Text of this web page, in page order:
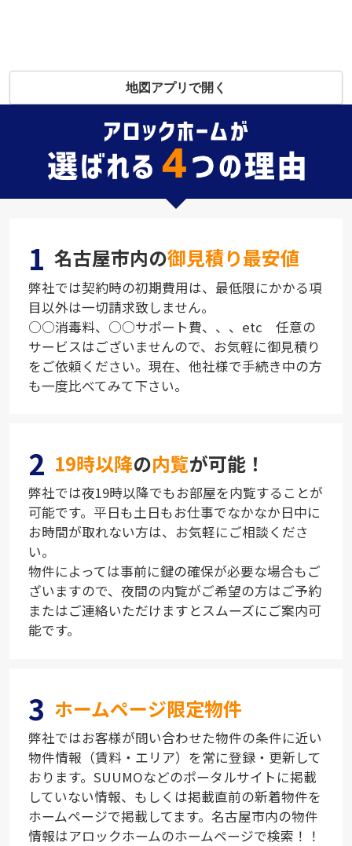
地図アプリで開く
1 名古屋市内の御見積り最安値
弊社では契約時の初期費用は、最低限にかかる項
目以外は一切請求致しません。
○○消毒料、○○サポート費、、、etc 任意の
サービスはございませんので、お気軽に御見積り
をご依頼ください。現在、他社様で手続き中の方
も一度比べてみて下さい。
2 19時以降の内覧が可能！
弊社では夜19時以降でもお部屋を内覧することが
可能です。平日も土日もお仕事でなかなか日中に
お時間が取れない方は、お気軽にご相談くださ
い。
物件によっては事前に鍵の確保が必要な場合もご
ざいますので、夜間の内覧がご希望の方はご予約
またはご連絡いただけますとスムーズにご案内可
能です。
3 ホームページ限定物件
弊社ではお客様が問い合わせた物件の条件に近い
物件情報（賃料・エリア）を常に登録・更新して
おります。SUUMOなどのポータルサイトに掲載
していない情報、もしくは掲載直前の新着物件を
ホームページで掲載してます。名古屋市内の物件
情報はアロックホームのホームページで検索！！